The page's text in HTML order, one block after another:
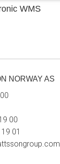
WMS
NORWAY AS
00
01